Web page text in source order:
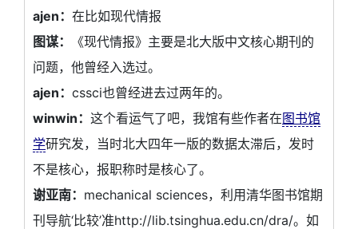
ajen： 在比如现代情报
图谋：
《现代情报》主要是北大版中文核心期刊的
问题，他曾经入选过。
ajen： cssci也曾经进去过两年的。
winwin： 这个看运气了吧，我馆有些作者在图书馆
学研究发，当时北大四年一版的数据太滞后，发时
不是核心，报职称时是核心了。
谢亚南： mechanical sciences，利用清华图书馆期
刊导航‘比较’准http://lib.tsinghua.edu.cn/dra/。如